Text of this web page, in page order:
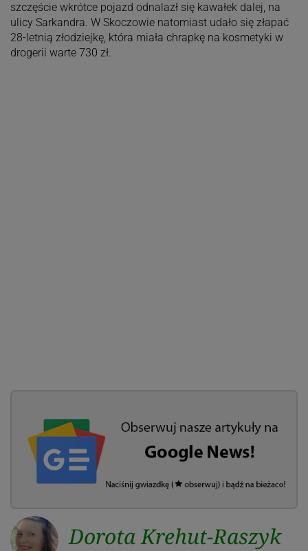
szczęście wkrótce pojazd odnalazł się kawałek dalej, na
ulicy Sarkandra. W Skoczowie natomiast udało się złapać
28-letnią złodziejkę, która miała chrapkę na kosmetyki w
drogerii warte 730 zł.
Dorota Krehut-Raszyk